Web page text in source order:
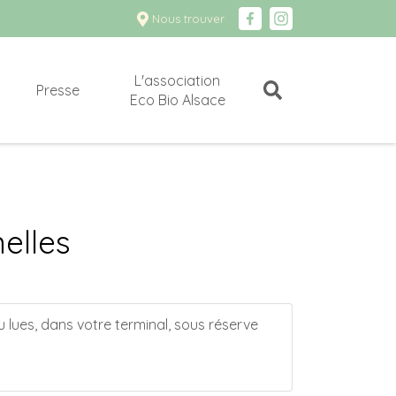
Nous trouver
Presse
L'association
Eco Bio Alsace
dans votre terminal, sous réserve